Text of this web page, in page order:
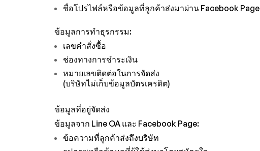
ชื่อโปรไฟล์หรือข้อมูลที่ลูกค้าส่งมาผ่าน Facebook Page
ข้อมูลการทำธุรกรรม:
เลขคำสั่งซื้อ
ช่องทางการชำระเงิน
หมายเลขติดต่อในการจัดส่ง
(บริษัทไม่เก็บข้อมูลบัตรเครดิต)
ข้อมูลที่อยู่จัดส่ง
ข้อมูลจาก Line OA และ Facebook Page:
ข้อความที่ลูกค้าส่งถึงบริษัท